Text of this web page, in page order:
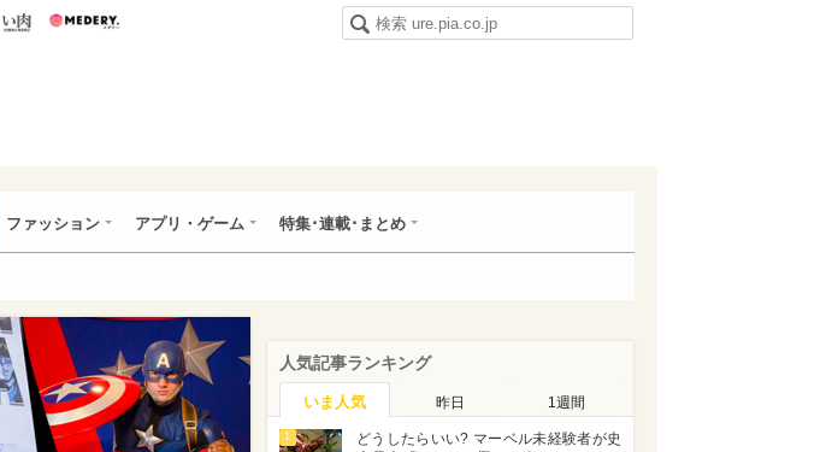
ン うまい肉
ファッション アプリ・ゲーム 特集･連載･まとめ
人気記事ランキング
いま人気 昨日 1週間
1
どうしたらいい? マーベル未経験者が史